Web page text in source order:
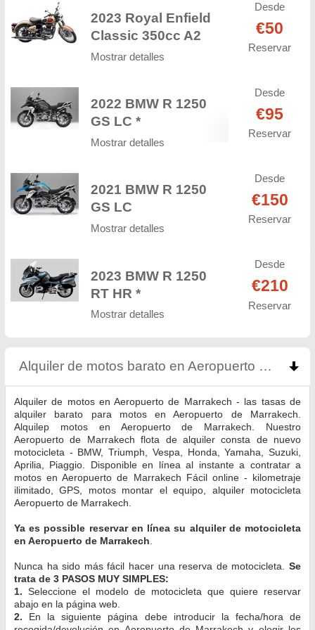
2023 Royal Enfield
Classic 350cc A2
Mostrar detalles
Desde
€50
Reservar
2022 BMW R 1250
GS LC *
Mostrar detalles
Desde
€95
Reservar
2021 BMW R 1250
GS LC
Mostrar detalles
Desde
€150
Reservar
2023 BMW R 1250
RT HR *
Mostrar detalles
Desde
€210
Reservar
Alquiler de motos barato en Aeropuerto de Marrakech
Alquiler de motos en Aeropuerto de Marrakech - las tasas de
alquiler barato para motos en Aeropuerto de Marrakech.
Alquilер motos en Aeropuerto de Marrakech. Nuestro
Aeropuerto de Marrakech flota de alquiler consta de nuevo
motocicleta - BMW, Triumph, Vespa, Honda, Yamaha, Suzuki,
Aprilia, Piaggio. Disponible en línea al instante a contratar a
motos en Aeropuerto de Marrakech Fácil online - kilometraje
ilimitado, GPS, motos montar el equipo, alquiler motocicleta
Aeropuerto de Marrakech.
Ya es possible reservar en línea su alquiler de motocicleta
en Aeropuerto de Marrakech
Nunca ha sido más fácil hacer una reserva de motocicleta. Se
trata de 3 PASOS MUY SIMPLES:
1. Seleccione el modelo de motocicleta que quiere reservar
abajo en la página web.
2. En la siguiente página debe introducir la fecha/hora de